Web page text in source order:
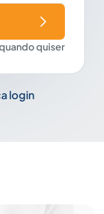
quiser
login